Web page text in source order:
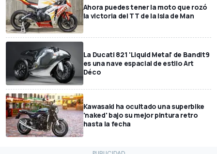
Ahora puedes tener la moto que rozó
la victoria del TT de la Isla de Man
La Ducati 821 'Liquid Metal' de Bandit9
es una nave espacial de estilo Art
Déco
Kawasaki ha ocultado una superbike
'naked' bajo su mejor pintura retro
hasta la fecha